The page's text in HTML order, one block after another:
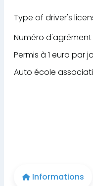
Type of driver's
Numéro d'agrément
Permis à 1 euro par
Auto école
Informations